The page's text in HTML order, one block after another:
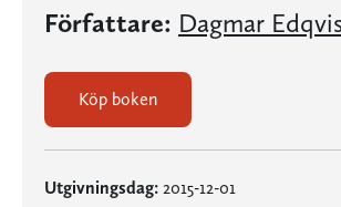
Författare: Dagmar
Köp boken
Utgivningsdag: 2015-12-01